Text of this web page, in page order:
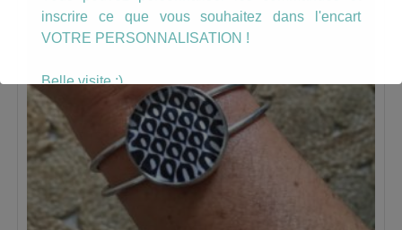
inscrire ce que vous souhaitez dans l'encart
VOTRE PERSONNALISATION !
Belle visite :)